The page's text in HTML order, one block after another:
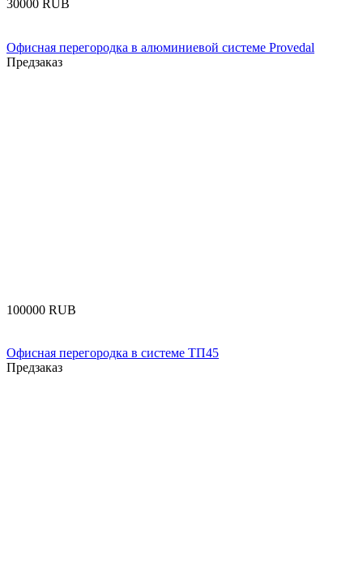
‍30000‍ RUB
Офисная перегородка в алюминиевой системе Provedal
Предзаказ
‍100000‍ RUB
Офисная перегородка в системе ТП45
Предзаказ